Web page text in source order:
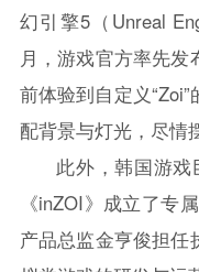
幻引擎5（Unreal
月，游戏官方率先
前体验到自定义
配背景与灯光，尽情
此外，韩国游戏
《inZOI》成立了
产品总监金亨俊担任